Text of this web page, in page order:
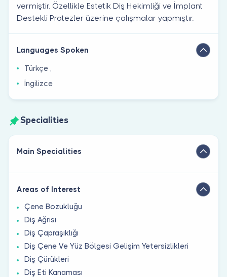
vermiştir. Özellikle Estetik Diş Hekimliği ve İmplant
Destekli Protezler üzerine çalışmalar yapmıştır.
Languages Spoken
Türkçe ,
İngilizce
Specialities
Main Specialities
Areas of Interest
Çene Bozukluğu
Diş Ağrısı
Diş Çapraşıklığı
Diş Çene Ve Yüz Bölgesi Gelişim Yetersizlikleri
Diş Çürükleri
Diş Eti Kanaması